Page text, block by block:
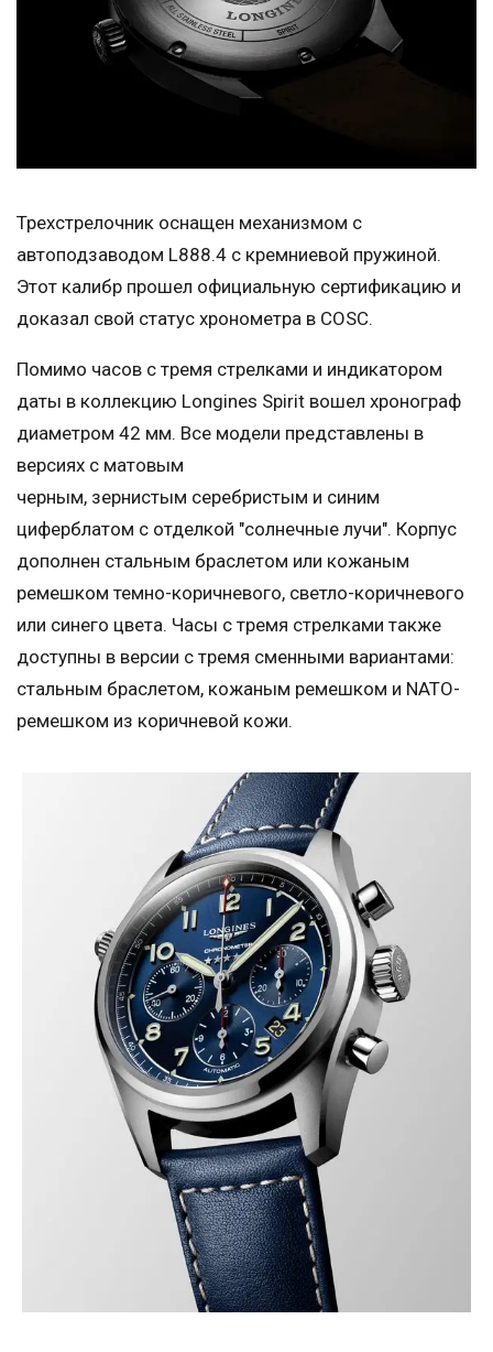
Трехстрелочник оснащен механизмом с
автоподзаводом L888.4 с кремниевой пружиной.
Этот калибр прошел официальную сертификацию и
доказал свой статус хронометра в COSC.
Помимо часов с тремя стрелками и индикатором
даты в коллекцию Longines Spirit вошел хронограф
диаметром 42 мм. Все модели представлены в
версиях с матовым
черным, зернистым серебристым и синим
циферблатом с отделкой "солнечные лучи". Корпус
дополнен стальным браслетом или кожаным
ремешком темно-коричневого, светло-коричневого
или синего цвета. Часы с тремя стрелками также
доступны в версии с тремя сменными вариантами:
стальным браслетом, кожаным ремешком и NATO-
ремешком из коричневой кожи.